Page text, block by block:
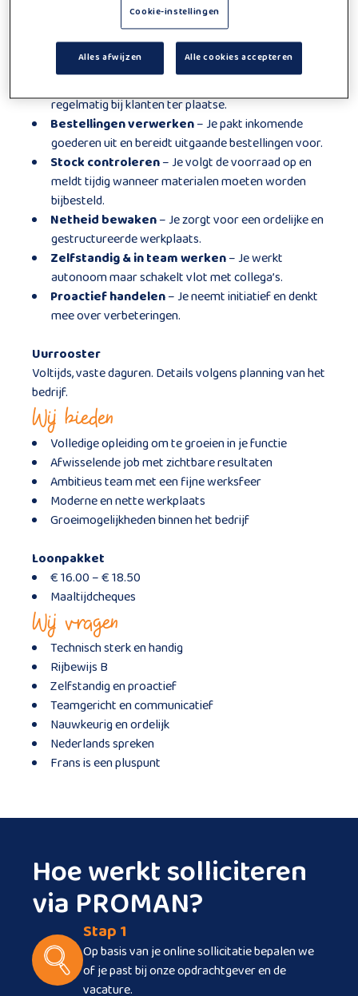
de wensen van de klant.
Accessoires plaatsen– Je installeert
veiligheidssloten, dakdragers, signalisatie en andere
regelmatig bij klanten ter plaatse.
Bestellingen verwerken– Je pakt inkomende
goederen uit en bereidt uitgaande bestellingen voor.
Stock controleren– Je volgt de voorraad op en
meldt tijdig wanneer materialen moeten worden
bijbesteld.
Netheid bewaken– Je zorgt voor een ordelijke en
gestructureerde werkplaats.
Zelfstandig & in team werken– Je werkt
autonoom maar schakelt vlot met collega’s.
Proactief handelen– Je neemt initiatief en denkt
mee over verbeteringen.
Uurrooster
Voltijds, vaste daguren. Details volgens planning van het
bedrijf.
Wij bieden
Volledige opleiding om te groeien in je functie
Afwisselende job met zichtbare resultaten
Ambitieus team met een fijne werksfeer
Moderne en nette werkplaats
Groeimogelijkheden binnen het bedrijf
Loonpakket
€ 16.00 – € 18.50
Maaltijdcheques
Wij vragen
Technisch sterk en handig
Rijbewijs B
Zelfstandig en proactief
Teamgericht en communicatief
Nauwkeurig en ordelijk
Nederlands spreken
Frans is een pluspunt
Hoe werkt solliciteren
via PROMAN?
Stap 1
Op basis van je online sollicitatie bepalen we
of je past bij onze opdrachtgever en de
vacature.
Cookie-instellingen
Alles afwijzen Alle cookies accepteren